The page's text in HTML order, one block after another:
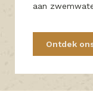
aan
Ontdek